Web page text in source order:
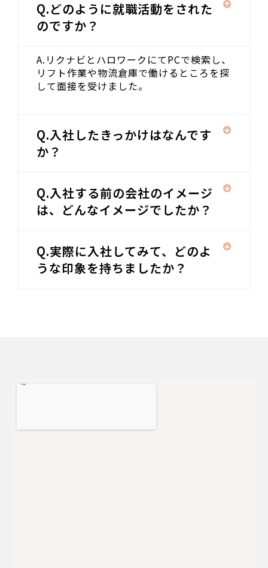
Q.どのように就職活動をされた
のですか？
A.リクナビとハロワークにてPCで検索し、
リフト作業や物流倉庫で働けるところを探
して面接を受けました。
Q.入社したきっかけはなんです
か？
Q.入社する前の会社のイメージ
は、どんなイメージでしたか？
Q.実際に入社してみて、どのよ
うな印象を持ちましたか？